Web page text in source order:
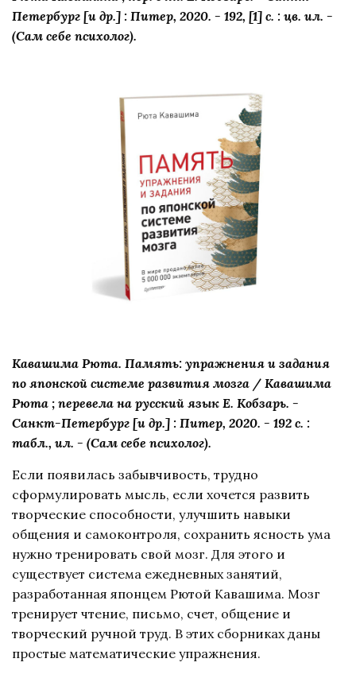
Петербург [и др.] : Питер, 2020. - 192, [1] с. : цв. ил. -
(Сам себе психолог).
Кавашима Рюта. Память: упражнения и задания
по японской системе развития мозга / Кавашима
Рюта ; перевела на русский язык Е. Кобзарь. -
Санкт-Петербург [и др.] : Питер, 2020. - 192 с. :
табл., ил. - (Сам себе психолог).
Если появилась забывчивость, трудно
сформулировать мысль, если хочется развить
творческие способности, улучшить навыки
общения и самоконтроля, сохранить ясность ума
нужно тренировать свой мозг. Для этого и
существует система ежедневных занятий,
разработанная японцем Рютой Кавашима. Мозг
тренирует чтение, письмо, счет, общение и
творческий ручной труд. В этих сборниках даны
простые математические упражнения.